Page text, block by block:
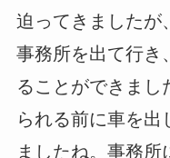
迫ってきましたが
事務所を出て行き
ることができまし
られる前に車を出
ましたね。事務所